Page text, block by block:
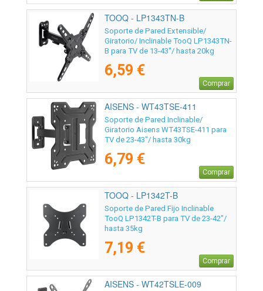
TOOQ - LP1343TN-B
Soporte de Pared Extensible/
Giratorio/ Inclinable TooQ LP1343TN-
B para TV de 13-43"/ hasta 20kg
6,59 €
Comprar
AISENS - WT43TSE-411
Soporte de Pared Inclinable/
Giratorio Aisens WT43TSE-411 para
TV de 23-43"/ hasta 30kg
6,79 €
Comprar
TOOQ - LP1342T-B
Soporte de Pared Fijo Inclinable
TooQ LP1342T-B para TV de 23-42"/
hasta 35kg
7,19 €
Comprar
AISENS - WT42TSLE-009